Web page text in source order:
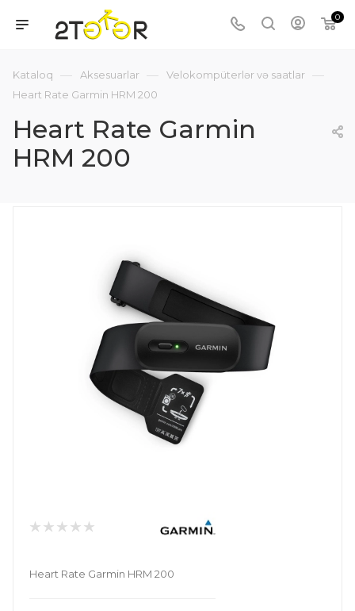
0
Kataloq — Aksesuarlar — Velokompüterlər və saatlar —
Heart Rate Garmin HRM 200
Heart Rate Garmin
HRM 200
Heart Rate Garmin HRM 200